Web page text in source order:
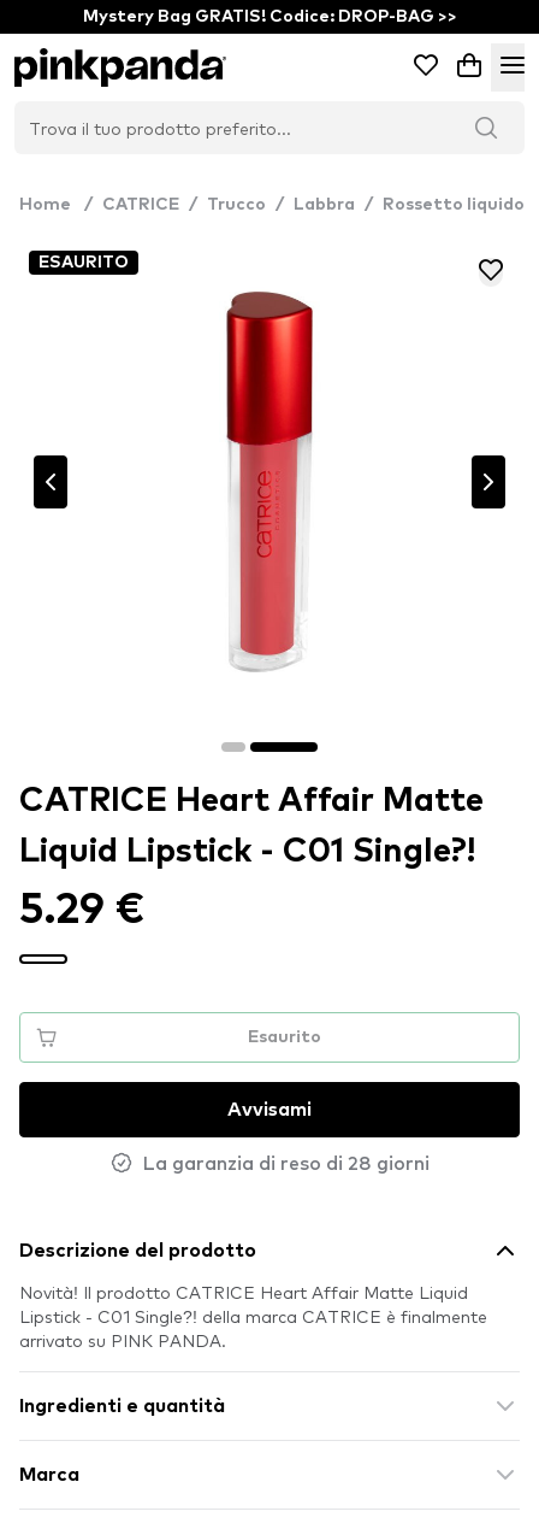
Mystery Bag GRATIS! Codice: DROP-BAG >>
Home / CATRICE / Trucco / Labbra / Rossetto liquido
ESAURITO
CATRICE Heart Affair Matte
Liquid Lipstick - C01 Single?!
5.29 €
Esaurito
Avvisami
La garanzia di reso di 28 giorni
Descrizione del prodotto
Novità! Il prodotto CATRICE Heart Affair Matte Liquid
Lipstick - C01 Single?! della marca CATRICE è finalmente
arrivato su PINK PANDA.
Ingredienti e quantità
Marca